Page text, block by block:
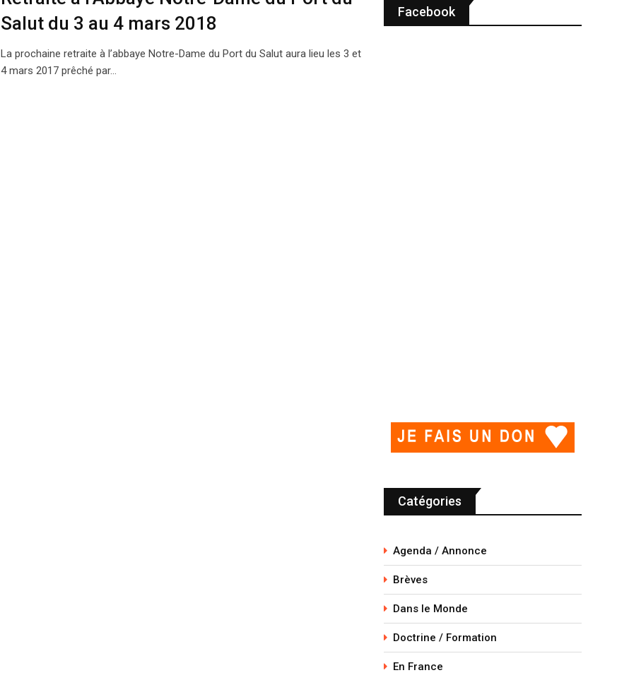
Salut du 3 au 4 mars 2018
La prochaine retraite à l’abbaye Notre-Dame du Port du Salut aura lieu les 3 et
4 mars 2017 prêché par…
Facebook
Catégories
Agenda / Annonce
Brèves
Dans le Monde
Doctrine / Formation
En France